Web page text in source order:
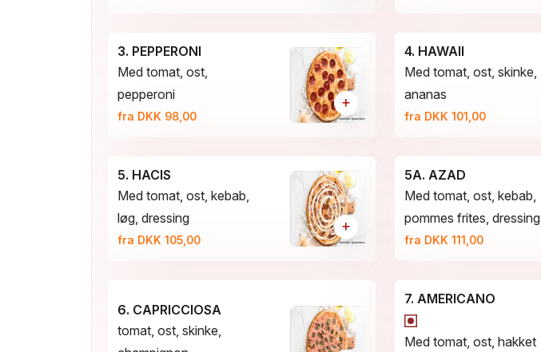
3. PEPPERONI
Med tomat, ost,
pepperoni
fra DKK 98,00
+
4. HAWAII
Med tomat, ost, skinke,
ananas
fra DKK 101,00
5. HACIS
Med tomat, ost, kebab,
løg, dressing
fra DKK 105,00
+
5A. AZAD
Med tomat, ost, kebab,
pommes frites, dressing
fra DKK 111,00
6. CAPRICCIOSA
tomat, ost, skinke,
7. AMERICANO
Med tomat, ost, hakket